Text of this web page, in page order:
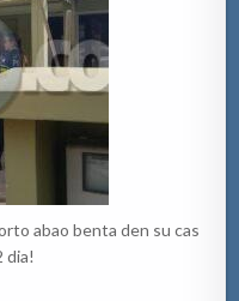
abao benta den su cas
dia!